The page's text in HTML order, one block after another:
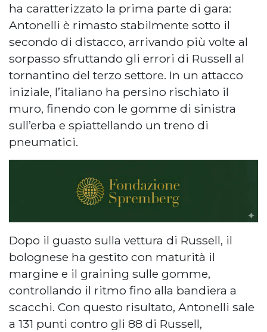
ha caratterizzato la prima parte di gara:
Antonelli è rimasto stabilmente sotto il
secondo di distacco, arrivando più volte al
sorpasso sfruttando gli errori di Russell al
tornantino del terzo settore. In un attacco
iniziale, l’italiano ha persino rischiato il
muro, finendo con le gomme di sinistra
sull’erba e spiattellando un treno di
pneumatici.
Dopo il guasto sulla vettura di Russell, il
bolognese ha gestito con maturità il
margine e il graining sulle gomme,
controllando il ritmo fino alla bandiera a
scacchi. Con questo risultato, Antonelli sale
a 131 punti contro gli 88 di Russell,